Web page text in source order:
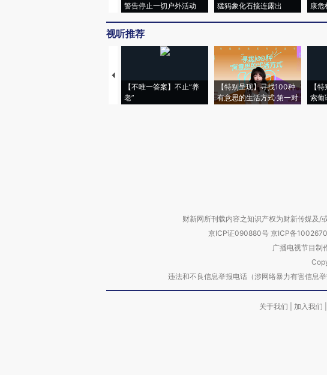
警告停止一切户外活动
猛犸象化石接连露出
康危
视听推荐
【不唯一答案】不止“养
老”
【特别呈现】寻找100种
有意思的生活方式·第一对
【
索葡
财新网所刊载内容之知识产权为财新传媒及/
京ICP证090880号 京ICP备
广播电视节目制
违法和不良信息举报电话（涉网络暴力有害信
关于我们 加入我们